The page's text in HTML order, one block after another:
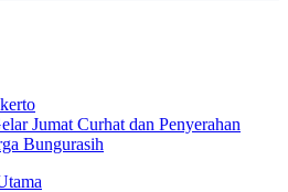
Jumat Curhat dan Penyerahan
Bungurasih